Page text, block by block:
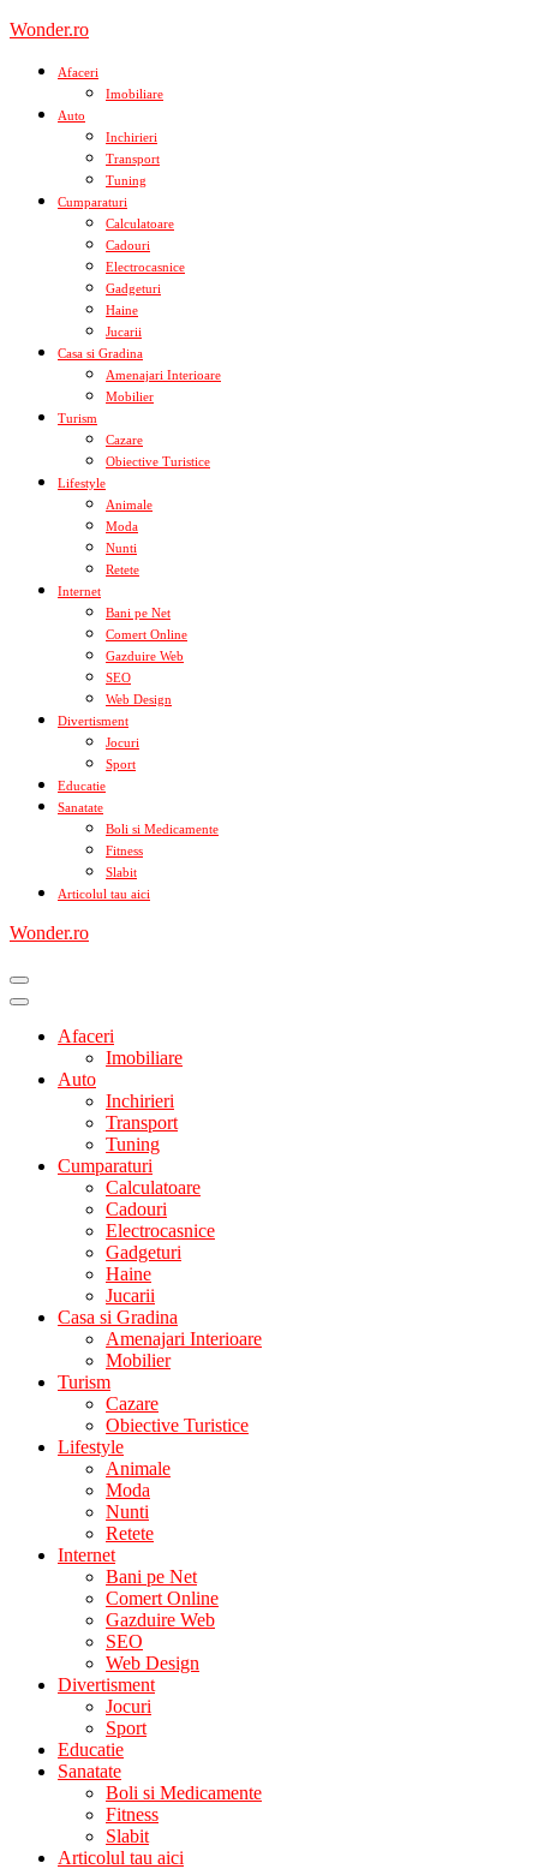
Skip
content
Wonder.ro
Afaceri
Imobiliare
Auto
Inchirieri
Transport
Tuning
Cumparaturi
Calculatoare
Cadouri
Electrocasnice
Gadgeturi
Haine
Jucarii
Casa si Gradina
Amenajari Interioare
Mobilier
Turism
Cazare
Obiective Turistice
Lifestyle
Animale
Moda
Nunti
Retete
Internet
Bani pe Net
Comert Online
Gazduire Web
SEO
Web Design
Divertisment
Jocuri
Sport
Educatie
Sanatate
Boli si Medicamente
Fitness
Slabit
Articolul tau aici
Wonder.ro
Afaceri
Imobiliare
Auto
Inchirieri
Transport
Tuning
Cumparaturi
Calculatoare
Cadouri
Electrocasnice
Gadgeturi
Haine
Jucarii
Casa si Gradina
Amenajari Interioare
Mobilier
Turism
Cazare
Obiective Turistice
Lifestyle
Animale
Moda
Nunti
Retete
Internet
Bani pe Net
Comert Online
Gazduire Web
SEO
Web Design
Divertisment
Jocuri
Sport
Educatie
Sanatate
Boli si Medicamente
Fitness
Slabit
Articolul tau aici